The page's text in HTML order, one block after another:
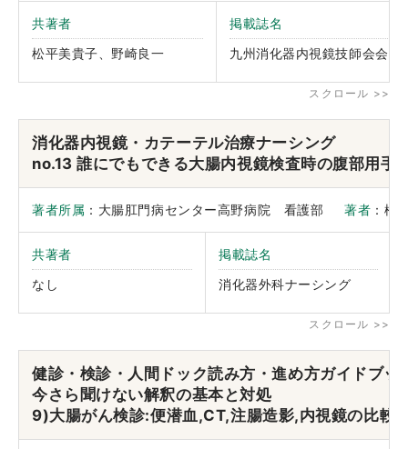
共著者
松平美貴子、野崎良一
掲載誌名
九州消化器内視鏡技師会会誌
消化器内視鏡・カテーテル治療ナーシング
no.13 誰にでもできる大腸内視鏡検査時の腹部用手
著者所属 ：大腸肛門病センター高野病院 看護部著者 ：
共著者
なし
掲載誌名
消化器外科ナーシング
健診・検診・人間ドック読み方・進め方ガイドブッ
今さら聞けない解釈の基本と対処
9)大腸がん検診:便潜血,CT,注腸造影,内視鏡の比較